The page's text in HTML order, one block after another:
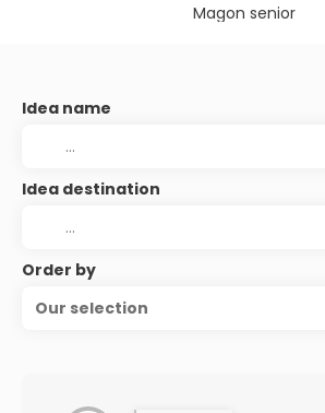
Magon senior
Idea name
Idea destination
Order by
Our selection